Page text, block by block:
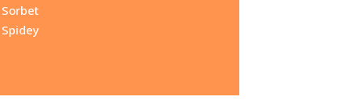
Sorbet
Spidey